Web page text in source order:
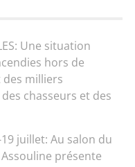
Une situation
hors de
milliers
chasseurs et des
juillet: Au salon du
présente